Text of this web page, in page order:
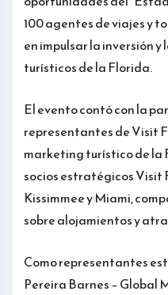
100 agentes de viajes y
en impulsar la inversión
turísticos de la Florida.
El evento contó con la
representantes de Visit
marketing turístico de la
socios estratégicos Visit
Kissimmee y Miami,
sobre alojamientos y
Como representantes
Pereira Barnes – Global